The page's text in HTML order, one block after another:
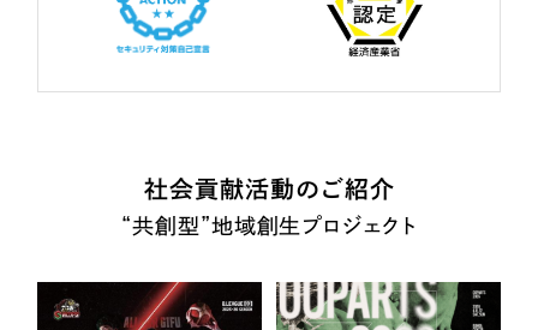
社会貢献活動のご紹介
“共創型”地域創生プロジェクト